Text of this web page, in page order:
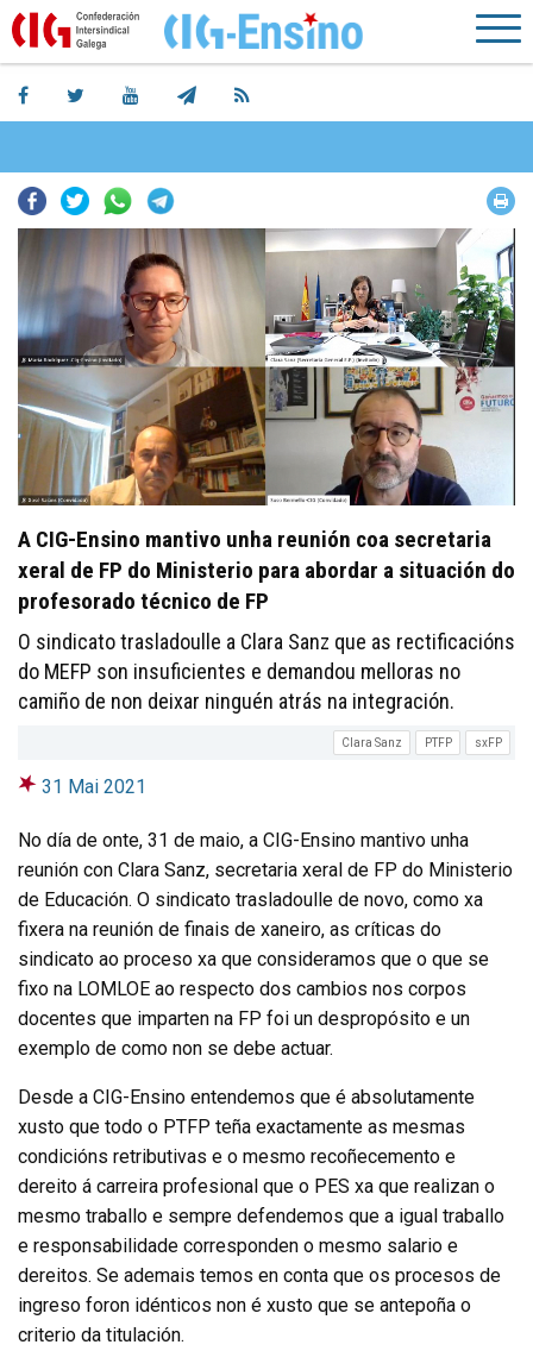
Facebook
TwitterWhatsapp
A CIG-Ensino mantivo unha reunión coa secretaria
xeral de FP do Ministerio para abordar a situación do
profesorado técnico de FP
O sindicato trasladoulle a Clara Sanz que as rectificacións
do MEFP son insuficientes e demandou melloras no
camiño de non deixar ninguén atrás na integración.
Clara Sanz PTFP sxFP
31 Mai 2021
No día de onte, 31 de maio, a CIG-Ensino mantivo unha
reunión con Clara Sanz, secretaria xeral de FP do Ministerio
de Educación. O sindicato trasladoulle de novo, como xa
fixera na reunión de finais de xaneiro, as críticas do
sindicato ao proceso xa que consideramos que o que se
fixo na LOMLOE ao respecto dos cambios nos corpos
docentes que imparten na FP foi un despropósito e un
exemplo de como non se debe actuar.
Desde a CIG-Ensino entendemos que é absolutamente
xusto que todo o PTFP teña exactamente as mesmas
condicións retributivas e o mesmo recoñecemento e
dereito á carreira profesional que o PES xa que realizan o
mesmo traballo e sempre defendemos que a igual traballo
e responsabilidade corresponden o mesmo salario e
dereitos. Se ademais temos en conta que os procesos de
ingreso foron idénticos non é xusto que se antepoña o
criterio da titulación.